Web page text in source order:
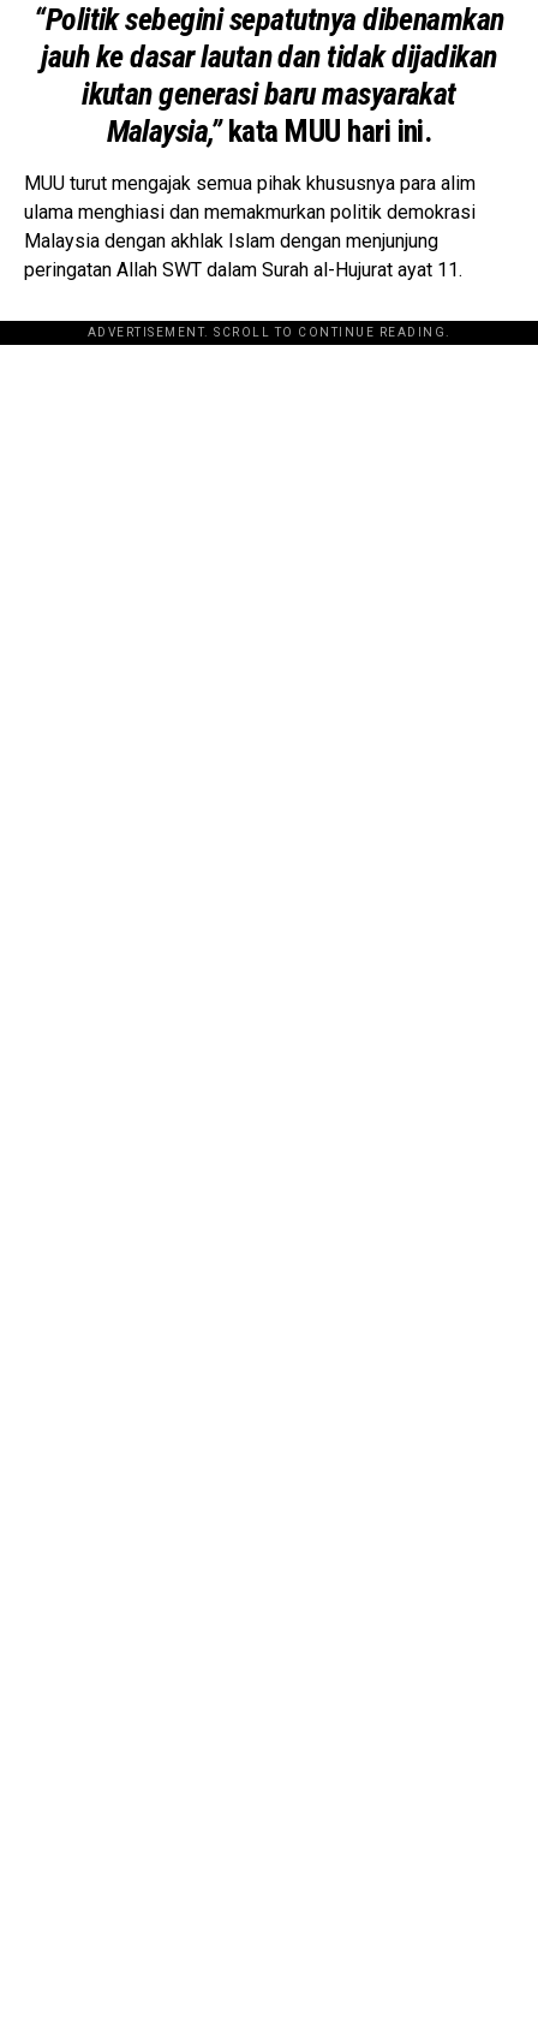
“Politik sebegini sepatutnya dibenamkan
jauh ke dasar lautan dan tidak dijadikan
ikutan generasi baru masyarakat
Malaysia,”kata MUU hari ini.
MUU turut mengajak semua pihak khususnya para alim
ulama menghiasi dan memakmurkan politik demokrasi
Malaysia dengan akhlak Islam dengan menjunjung
peringatan Allah SWT dalam Surah al-Hujurat ayat 11.
ADVERTISEMENT. SCROLL TO CONTINUE READING.